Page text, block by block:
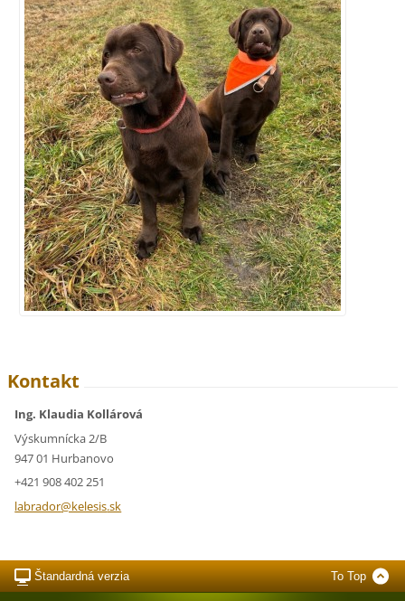
Kontakt
Ing. Klaudia Kollárová
Výskumnícka 2/B
947 01 Hurbanovo
+421 908 402 251
labrador@kelesis.sk
Štandardná verzia To Top